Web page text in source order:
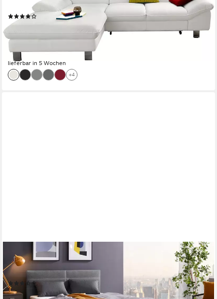
Schlaffunktion & Bettkasten
ab 999,99 € 1.731,00 €
-42%
lieferbar in 5 Wochen
+4
Boxbett Tom mit Bettkasten, Topper und Zierkissen, Bestseller,
Unser Dauertiefpreis
(597)
ab 599,99 € UVP1.399,99 €